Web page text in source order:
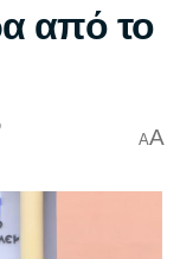
από το
AA